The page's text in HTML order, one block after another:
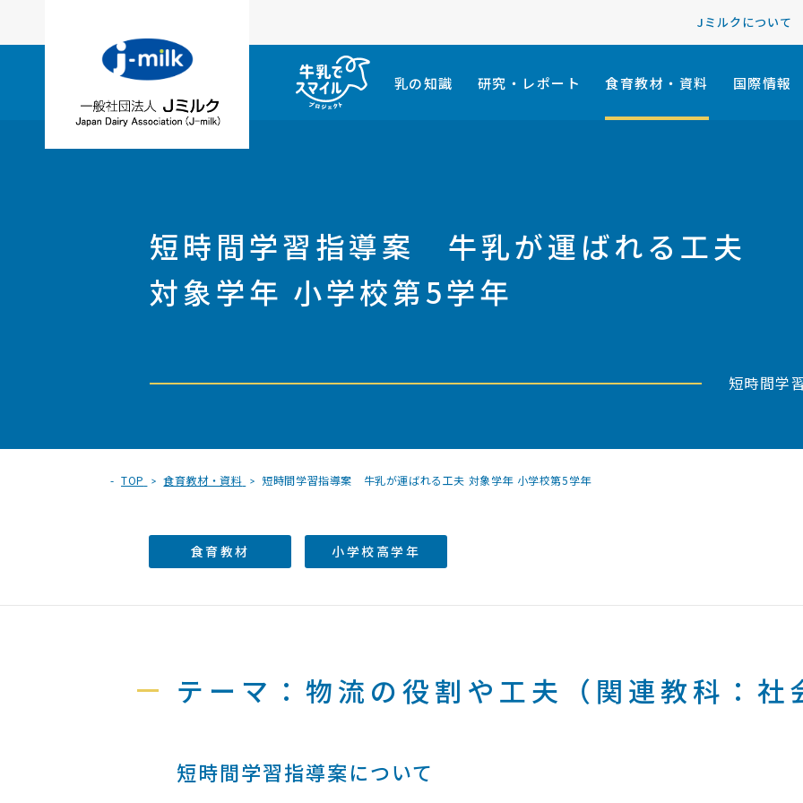
Jミルクについて
乳の知識 研究・レポート 食育教材・資料 国際情報
短時間学習指導案 牛乳が運ばれる工夫
対象学年 小学校第5学年
短時間学
TOP 食育教材・資料 短時間学習指導案 牛乳が運ばれる工夫 対象学年 小学校第5学年
食育教材 小学校高学年
テーマ：物流の役割や工夫（関連教科：社
短時間学習指導案について